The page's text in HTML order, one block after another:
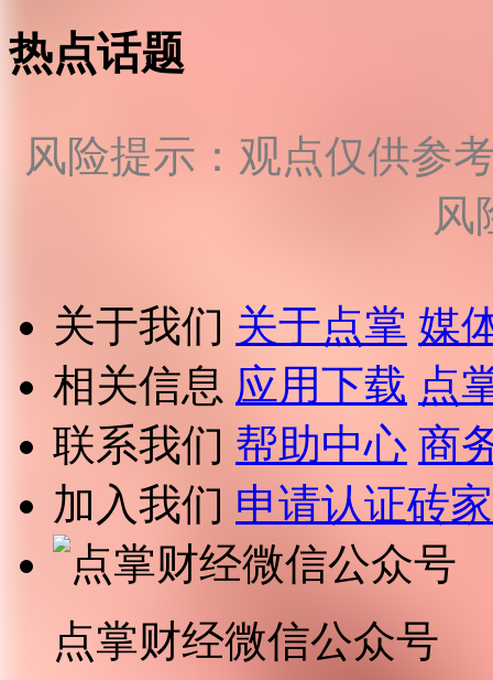
热点话题
风险提示：观点仅供参
风
关于我们 关于点掌 媒
相关信息 应用下载 点
联系我们 帮助中心 商
加入我们 申请认证砖家
点掌财经微信公众号